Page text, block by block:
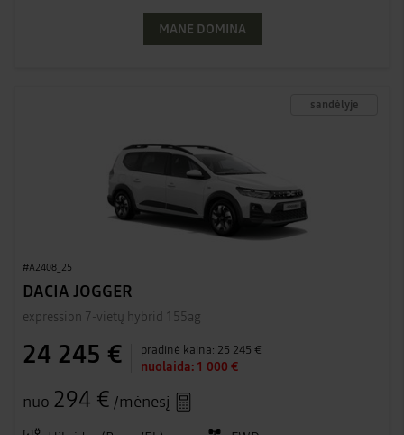
MANE DOMINA
sandėlyje
#A2408_25
DACIA JOGGER
expression 7-vietų hybrid 155ag
24 245 € pradinė kaina: 25 245 €
nuolaida: 1 000 €
nuo 294 € /mėnesį